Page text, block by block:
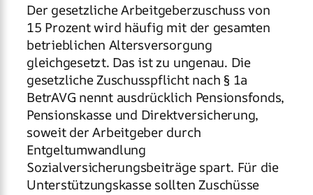
Der gesetzliche Arbeitgeberzuschuss von
15 Prozent wird häufig mit der gesamten
betrieblichen Altersversorgung
gleichgesetzt. Das ist zu ungenau. Die
gesetzliche Zuschusspflicht nach § 1a
BetrAVG nennt ausdrücklich Pensionsfonds,
Pensionskasse und Direktversicherung,
soweit der Arbeitgeber durch
Entgeltumwandlung
Sozialversicherungsbeiträge spart. Für die
Unterstützungskasse sollten Zuschüsse